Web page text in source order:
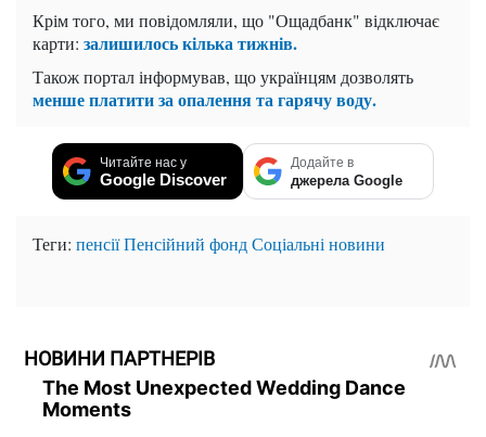
Крім того, ми повідомляли, що "Ощадбанк" відключає
карти: залишилось кілька тижнів.
Також портал інформував, що українцям дозволять
менше платити за опалення та гарячу воду.
Читайте нас у
Google Discover
Додайте в
джерела Google
Теги: пенсіїПенсійний фондСоціальні новини
НОВИНИ ПАРТНЕРІВ
The Most Unexpected Wedding Dance
Moments